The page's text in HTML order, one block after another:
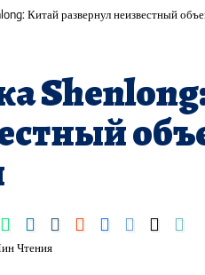
Китай развернул неизвестный
Чтения